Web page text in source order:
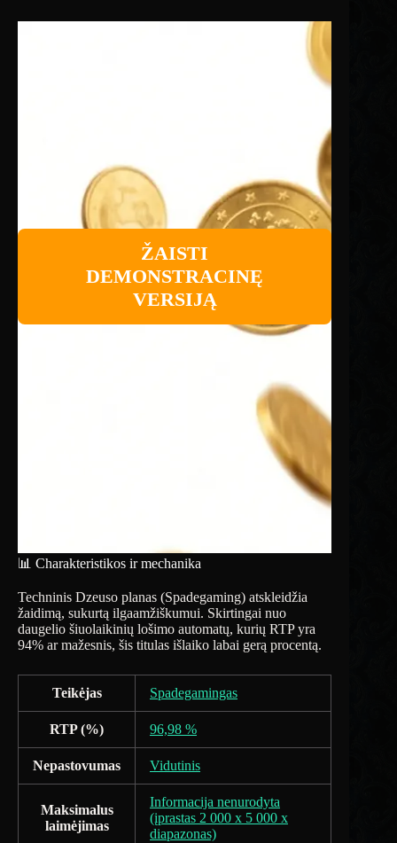
ŽAISTI
DEMONSTRACINĘ
VERSIJĄ
📊 Charakteristikos ir mechanika
Techninis Dzeuso planas (Spadegaming) atskleidžia
žaidimą, sukurtą ilgaamžiškumui. Skirtingai nuo
daugelio šiuolaikinių lošimo automatų, kurių RTP yra
94% ar mažesnis, šis titulas išlaiko labai gerą procentą.
Teikėjas Spadegamingas
RTP (%) 96,98 %
Nepastovumas Vidutinis
Maksimalus
laimėjimas
Informacija nenurodyta
(įprastas 2 000 x 5 000 x
diapazonas)